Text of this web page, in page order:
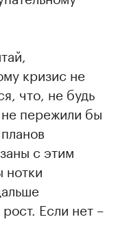
кризис не
что, не будь
пережили бы
с этим
Если нет –